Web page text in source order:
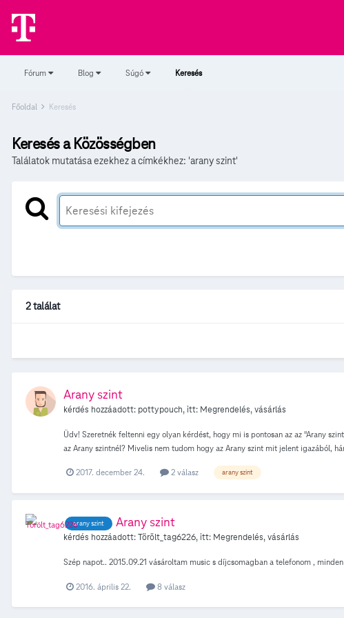
Fórum Blog Súgó Keresés
Főoldal Keresés
Keresés a Közösségben
Találatok mutatása ezekhez a címkékhez: 'arany szint'
2 találat
Arany szint
kérdés hozzáadott: pottypouch, itt: Megrendelés, vásárlás
Üdv! Szeretnék feltenni egy olyan kérdést, hogy mi is pontosan az az "Arany
az Arany szintnél? Mivelis nem tudom hogy az Arany szint mit jelent igazából,
2017. december 24. 2 válasz arany szint
arany szint Arany szint
kérdés hozzáadott:Törölt_tag6226, itt: Megrendelés, vásárlás
Szép napot.. 2015.09.21 vásároltam music s díjcsomagban a telefonom ,
2016. április 22. 8 válasz